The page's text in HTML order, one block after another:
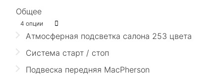
Общее
4 опции
Атмосферная подсветка салона 253 цвета
Система старт / стоп
Подвеска передняя MacPherson